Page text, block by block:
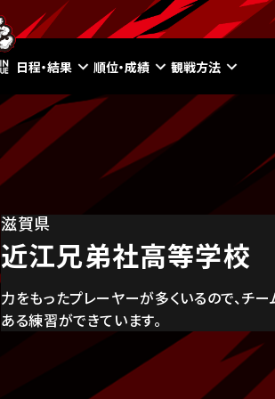
日程・結果 順位・成績 観戦方法
滋賀県
近江兄弟社高等学校
力をもったプレーヤーが多くいるので、チ
ある練習ができています。